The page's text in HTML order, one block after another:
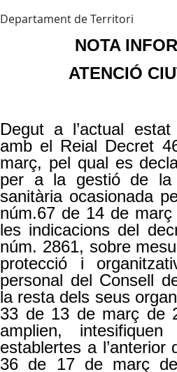
Departament de Territori
NOTA
ATENCIÓ
Degut a l’actual estat
amb el Reial Decret
març, pel qual es
per a la gestió de la
sanitària ocasionada
núm.67 de 14 de
les indicacions del
núm. 2861, sobre
protecció i
personal del Consell
la resta dels seus
33 de 13 de març de
amplien,
establertes a l’anterior
36 de 17 de març